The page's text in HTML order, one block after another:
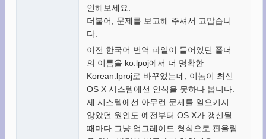
인해보세요.
더불어, 문제를 보고해 주셔서 고맙습니
다.
이전 한국어 번역 파일이 들어있던 폴더
의 이름을 ko.lpoj에서 더 명확한
Korean.lproj로 바꾸었는데, 이놈이 최신
OS X 시스템에선 인식을 못하나 봅니다.
제 시스템에선 아무런 문제를 일으키지
않았던 원인도 예전부터 OS X가 갱신될
때마다 그냥 업그레이드 형식으로 판올림